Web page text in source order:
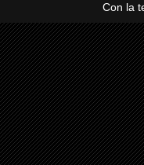
Con la